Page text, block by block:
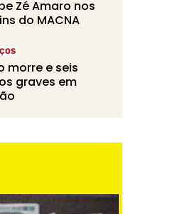
Zé Amaro nos
do MACNA
morre e seis
graves em